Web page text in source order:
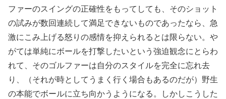
ファーのスイングの正確性をもってしても、そのショット
の試みが数回連続して満足できないものであったなら、急
激にこみ上げる怒りの感情を抑えられるとは限らない。や
がては単純にボールを打撃したいという強迫観念にとらわ
れて、そのゴルファーは自分のスタイルを完全に忘れ去
り、（それが時としてうまく行く場合もあるのだが）野生
の本能でボールに立ち向かうようになる。しかしこうした